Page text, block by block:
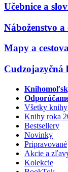
Učebnice a
Náboženstvo a
Mapy a
Cudzojazyčná
Všetky knihy
Knihy roka
Bestsellery
Novinky
Pripravované
Akcie a
Kolekcie